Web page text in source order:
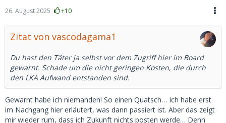
26. August 2025 +10
Zitat von vascodagama1
Du hast den Täter ja selbst vor dem Zugriff hier im Board
gewarnt. Schade um die nicht geringen Kosten, die durch
den LKA Aufwand entstanden sind.
Gewarnt habe ich niemanden! So einen Quatsch… Ich habe erst
im Nachgang hier erläutert, was dann passiert ist. Aber das zeigt
mir wieder rum, dass ich Zukunft nichts posten werde… Denn